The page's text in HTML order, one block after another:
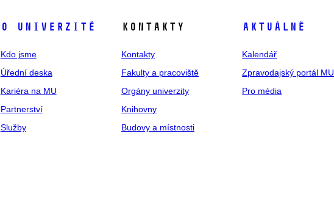
O univerzitě
Kdo jsme
Úřední deska
Kariéra na MU
Partnerství
Služby
Kontakty
Kontakty
Fakulty a pracoviště
Orgány univerzity
Knihovny
Budovy a místnosti
Aktuálně
Kalendář
Zpravodajský portál MU
Pro média